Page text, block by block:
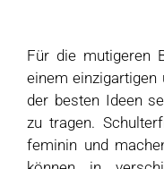
Für die mutigeren
einem einzigartigen
der besten Ideen
zu tragen.
feminin und